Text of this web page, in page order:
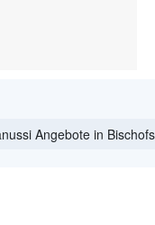
Angebote in